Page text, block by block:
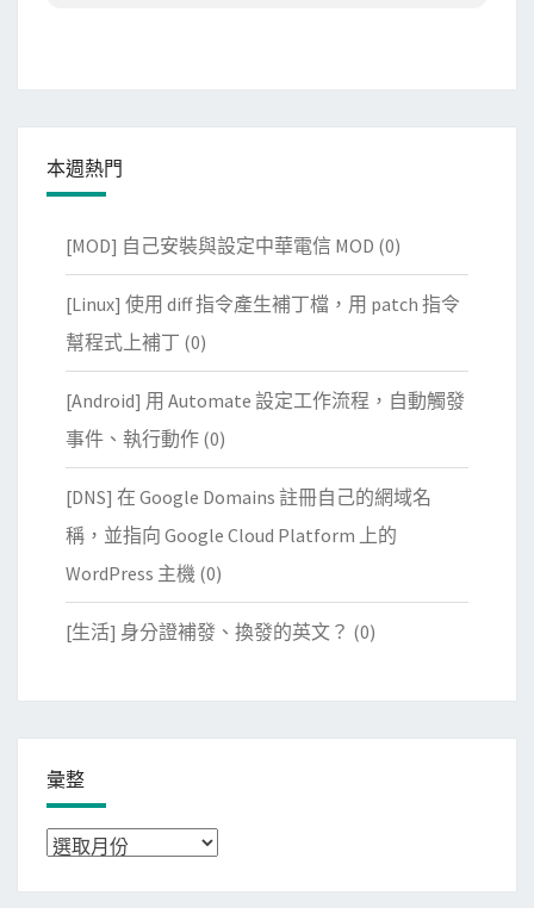
本週熱門
[MOD] 自己安裝與設定中華電信 MOD (0)
[Linux] 使用 diff 指令產生補丁檔，用 patch 指令
幫程式上補丁 (0)
[Android] 用 Automate 設定工作流程，自動觸發
事件、執行動作 (0)
[DNS] 在 Google Domains 註冊自己的網域名
稱，並指向 Google Cloud Platform 上的
WordPress 主機 (0)
[生活] 身分證補發、換發的英文？ (0)
彙整
彙